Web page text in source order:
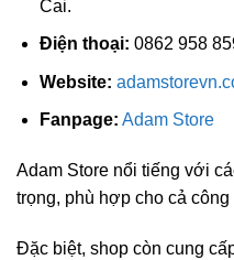
Cai.
Điện thoại: 0862 958
Website:
Fanpage: Adam Store
Adam Store nổi tiếng với
trọng, phù hợp cho cả
Đặc biệt, shop còn cung